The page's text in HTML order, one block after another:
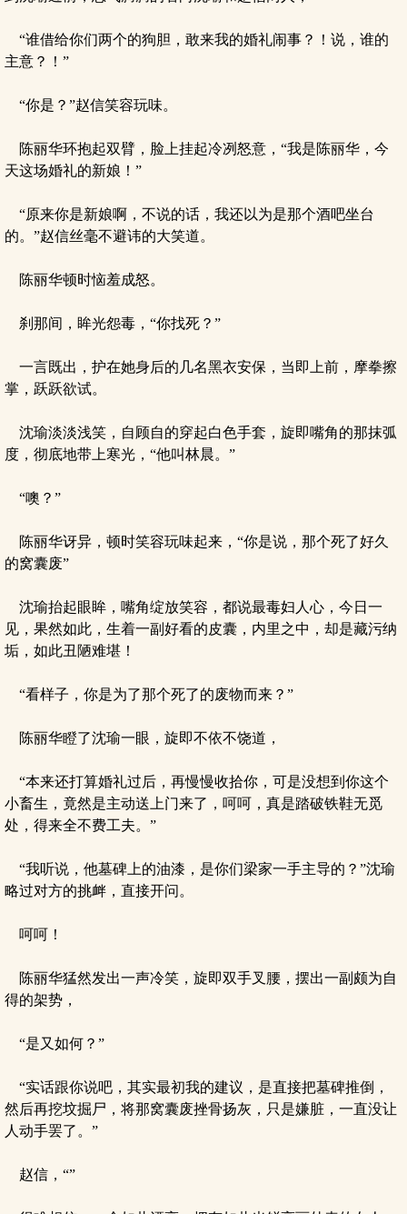
“谁借给你们两个的狗胆，敢来我的婚礼闹事？！说，谁的
主意？！”
“你是？”赵信笑容玩味。
陈丽华环抱起双臂，脸上挂起冷冽怒意，“我是陈丽华，今
天这场婚礼的新娘！”
“原来你是新娘啊，不说的话，我还以为是那个酒吧坐台
的。”赵信丝毫不避讳的大笑道。
陈丽华顿时恼羞成怒。
刹那间，眸光怨毒，“你找死？”
一言既出，护在她身后的几名黑衣安保，当即上前，摩拳擦
掌，跃跃欲试。
沈瑜淡淡浅笑，自顾自的穿起白色手套，旋即嘴角的那抹弧
度，彻底地带上寒光，“他叫林晨。”
“噢？”
陈丽华讶异，顿时笑容玩味起来，“你是说，那个死了好久
的窝囊废”
沈瑜抬起眼眸，嘴角绽放笑容，都说最毒妇人心，今日一
见，果然如此，生着一副好看的皮囊，内里之中，却是藏污纳
垢，如此丑陋难堪！
“看样子，你是为了那个死了的废物而来？”
陈丽华瞪了沈瑜一眼，旋即不依不饶道，
“本来还打算婚礼过后，再慢慢收拾你，可是没想到你这个
小畜生，竟然是主动送上门来了，呵呵，真是踏破铁鞋无觅
处，得来全不费工夫。”
“我听说，他墓碑上的油漆，是你们梁家一手主导的？”沈瑜
略过对方的挑衅，直接开问。
呵呵！
陈丽华猛然发出一声冷笑，旋即双手叉腰，摆出一副颇为自
得的架势，
“是又如何？”
“实话跟你说吧，其实最初我的建议，是直接把墓碑推倒，
然后再挖坟掘尸，将那窝囊废挫骨扬灰，只是嫌脏，一直没让
人动手罢了。”
赵信，“”